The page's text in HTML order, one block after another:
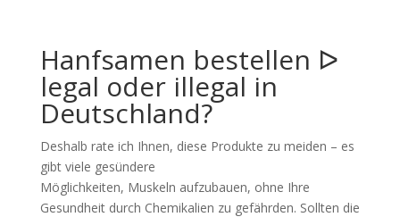
Hanfsamen bestellen ᐅ
legal oder illegal in
Deutschland?
Deshalb rate ich Ihnen, diese Produkte zu meiden – es
gibt viele gesündere
Möglichkeiten, Muskeln aufzubauen, ohne Ihre
Gesundheit durch Chemikalien zu gefährden. Sollten die